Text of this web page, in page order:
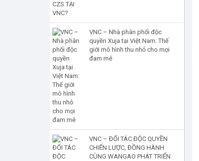
VNC – Nhà phân phối độc
quyền Xuja tại Việt Nam: Thế
giới mô hình thu nhỏ cho mọi
đam mê
VNC – ĐỐI TÁC ĐỘC QUYỀN
CHIẾN LƯỢC, ĐỒNG HÀNH
CÙNG WANGAO PHÁT TRIỂN